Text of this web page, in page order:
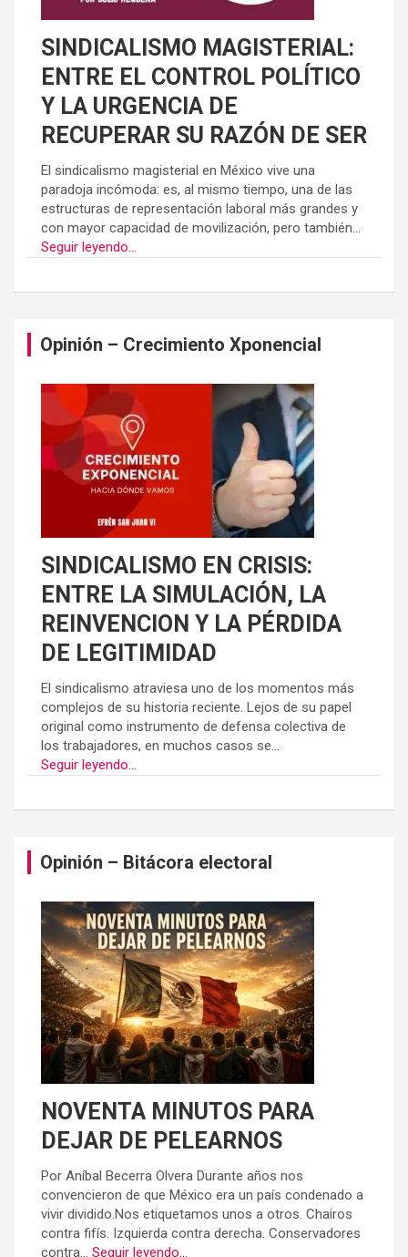
SINDICALISMO MAGISTERIAL:
ENTRE EL CONTROL POLÍTICO
Y LA URGENCIA DE
RECUPERAR SU RAZÓN DE SER
El sindicalismo magisterial en México vive una
paradoja incómoda: es, al mismo tiempo, una de las
estructuras de representación laboral más grandes y
con mayor capacidad de movilización, pero también...
Seguir leyendo...
Opinión – Crecimiento Xponencial
SINDICALISMO EN CRISIS:
ENTRE LA SIMULACIÓN, LA
REINVENCION Y LA PÉRDIDA
DE LEGITIMIDAD
El sindicalismo atraviesa uno de los momentos más
complejos de su historia reciente. Lejos de su papel
original como instrumento de defensa colectiva de
los trabajadores, en muchos casos se...
Seguir leyendo...
Opinión – Bitácora electoral
NOVENTA MINUTOS PARA
DEJAR DE PELEARNOS
Por Aníbal Becerra Olvera Durante años nos
convencieron de que México era un país condenado a
vivir dividido.Nos etiquetamos unos a otros. Chairos
contra fifís. Izquierda contra derecha. Conservadores
contra... Seguir leyendo...